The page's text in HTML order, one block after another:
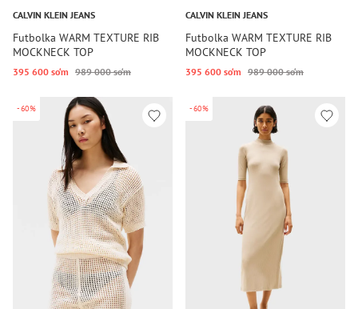
CALVIN KLEIN JEANS
Futbolka WARM TEXTURE RIB
MOCKNECK TOP
395 600 so‘m 989 000 so‘m
CALVIN KLEIN JEANS
Futbolka WARM TEXTURE RIB
MOCKNECK TOP
395 600 so‘m 989 000 so‘m
-60% -60%